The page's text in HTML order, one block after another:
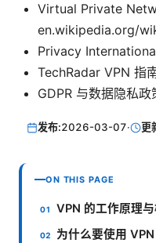
Virtual Private
en.wikipedia.org/
Privacy
TechRadar VPN
GDPR 与数据隐私
发布:2026-03-07· 更
ON THIS PAGE
VPN 的工作原理
为什么要使用 VPN